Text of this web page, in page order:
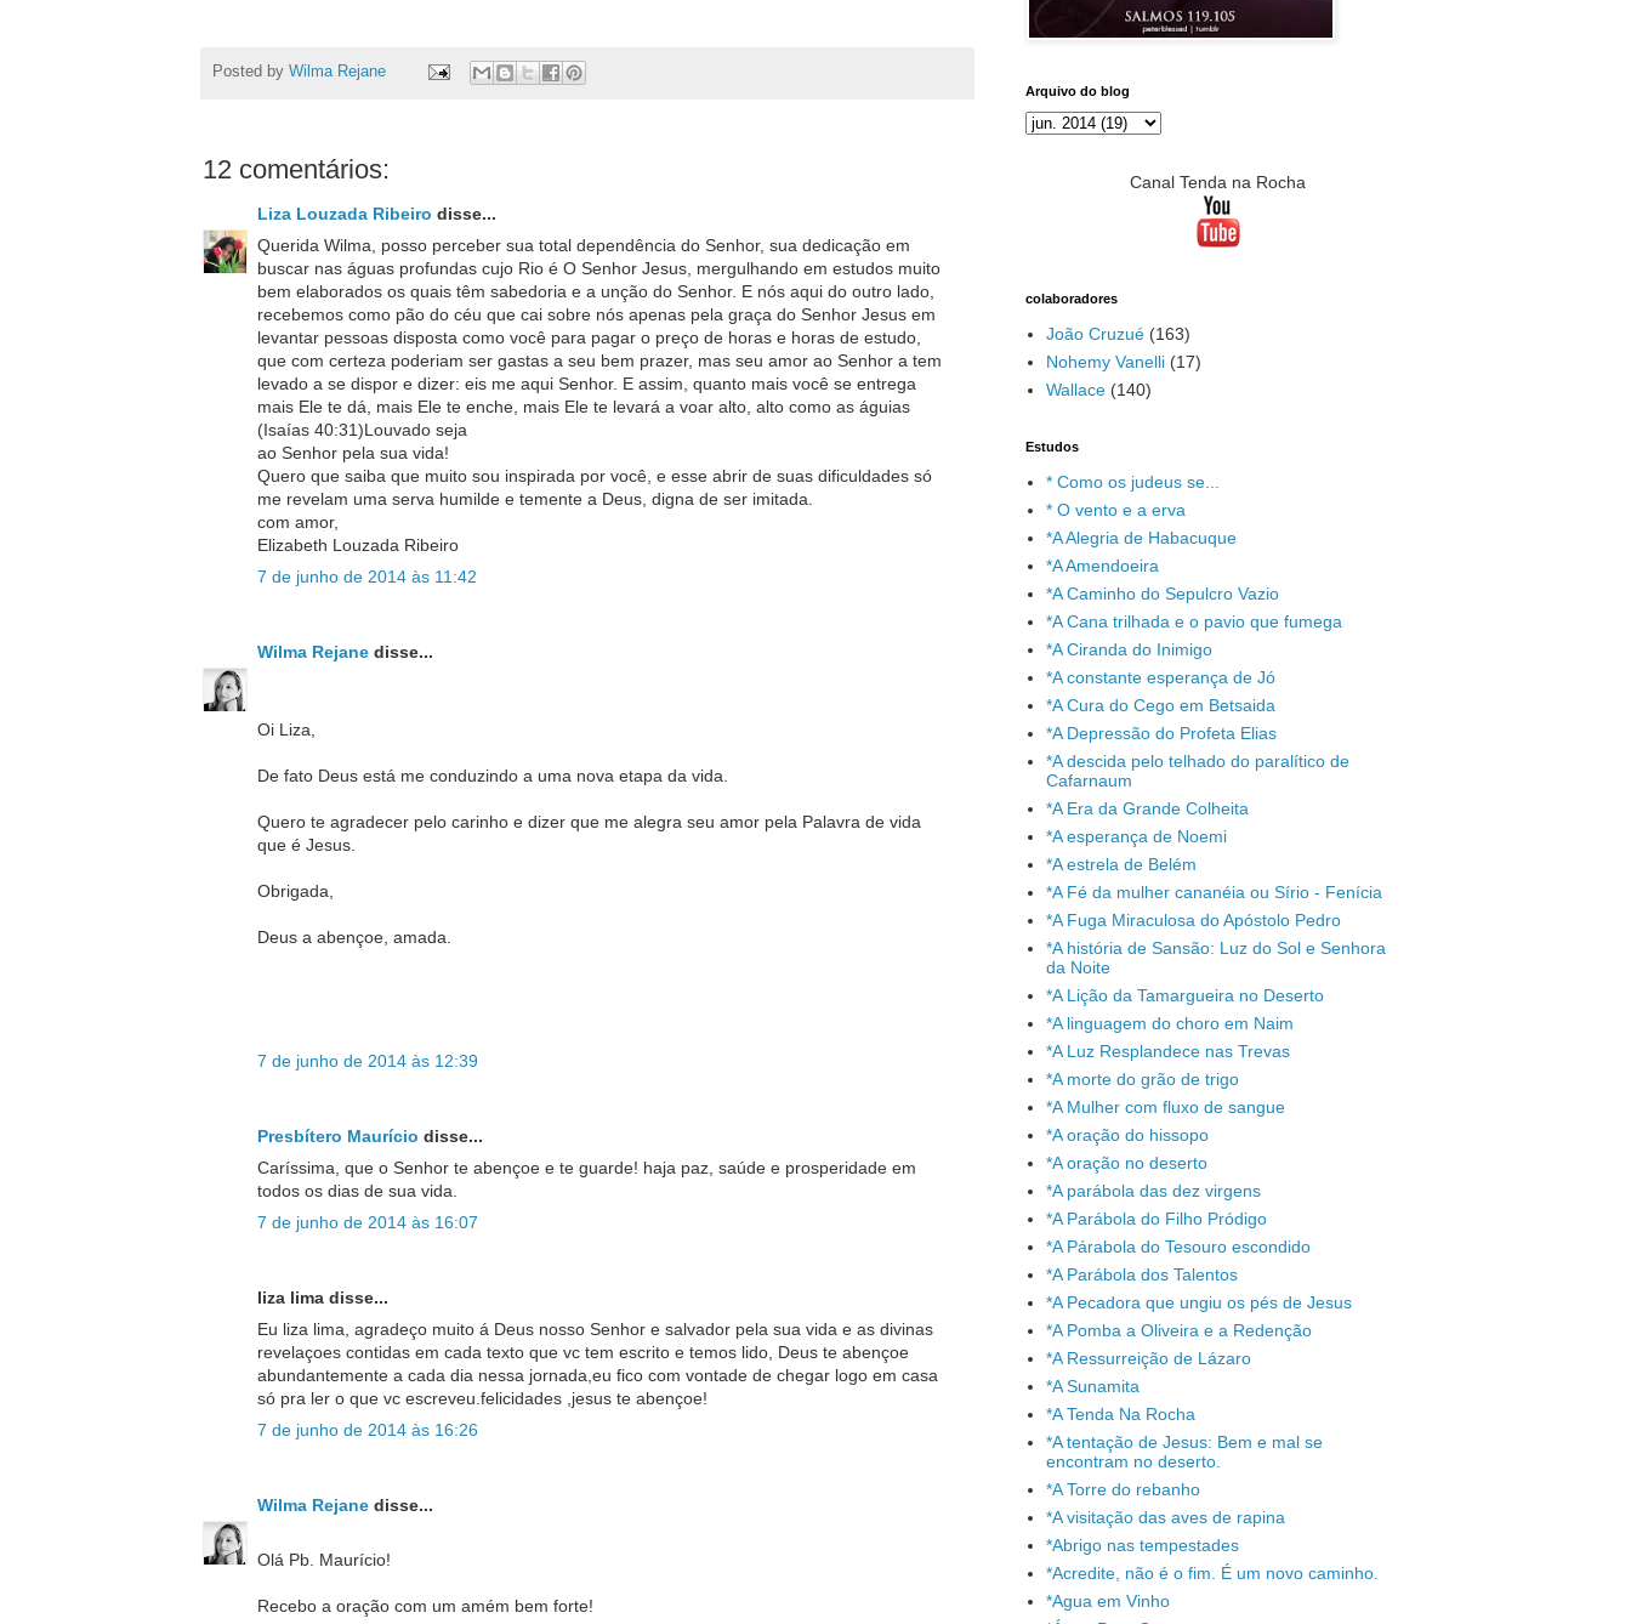
Posted by Wilma Rejane
12 comentários:
Liza Louzada Ribeiro disse...
Querida Wilma, posso perceber sua total dependência do Senhor, sua dedicação em
buscar nas águas profundas cujo Rio é O Senhor Jesus, mergulhando em estudos muito
bem elaborados os quais têm sabedoria e a unção do Senhor. E nós aqui do outro lado,
recebemos como pão do céu que cai sobre nós apenas pela graça do Senhor Jesus em
levantar pessoas disposta como você para pagar o preço de horas e horas de estudo,
que com certeza poderiam ser gastas a seu bem prazer, mas seu amor ao Senhor a tem
levado a se dispor e dizer: eis me aqui Senhor. E assim, quanto mais você se entrega
mais Ele te dá, mais Ele te enche, mais Ele te levará a voar alto, alto como as águias
(Isaías 40:31)Louvado seja
ao Senhor pela sua vida!
Quero que saiba que muito sou inspirada por você, e esse abrir de suas dificuldades só
me revelam uma serva humilde e temente a Deus, digna de ser imitada.
com amor,
Elizabeth Louzada Ribeiro
7 de junho de 2014 às 11:42
Wilma Rejanedisse...
Oi Liza,
De fato Deus está me conduzindo a uma nova etapa da vida.
Quero te agradecer pelo carinho e dizer que me alegra seu amor pela Palavra de vida
que é Jesus.
Obrigada,
Deus a abençoe, amada.
7 de junho de 2014 às 12:39
Presbítero Maurício disse...
Caríssima, que o Senhor te abençoe e te guarde! haja paz, saúde e prosperidade em
todos os dias de sua vida.
7 de junho de 2014 às 16:07
liza lima disse...
Eu liza lima, agradeço muito á Deus nosso Senhor e salvador pela sua vida e as divinas
revelaçoes contidas em cada texto que vc tem escrito e temos lido, Deus te abençoe
abundantemente a cada dia nessa jornada,eu fico com vontade de chegar logo em casa
só pra ler o que vc escreveu.felicidades ,jesus te abençoe!
7 de junho de 2014 às 16:26
Wilma Rejanedisse...
Olá Pb. Maurício!
Recebo a oração com um amém bem forte!
Arquivo do blog
Canal Tenda na Rocha
colaboradores
João Cruzué (163)
Nohemy Vanelli (17)
Wallace (140)
Estudos
* Como os judeus se...
* O vento e a erva
*A Alegria de Habacuque
*A Amendoeira
*A Caminho do Sepulcro Vazio
*A Cana trilhada e o pavio que fumega
*A Ciranda do Inimigo
*A constante esperança de Jó
*A Cura do Cego em Betsaida
*A Depressão do Profeta Elias
*A descida pelo telhado do paralítico de
Cafarnaum
*A Era da Grande Colheita
*A esperança de Noemi
*A estrela de Belém
*A Fé da mulher cananéia ou Sírio - Fenícia
*A Fuga Miraculosa do Apóstolo Pedro
*A história de Sansão: Luz do Sol e Senhora
da Noite
*A Lição da Tamargueira no Deserto
*A linguagem do choro em Naim
*A Luz Resplandece nas Trevas
*A morte do grão de trigo
*A Mulher com fluxo de sangue
*A oração do hissopo
*A oração no deserto
*A parábola das dez virgens
*A Parábola do Filho Pródigo
*A Párabola do Tesouro escondido
*A Parábola dos Talentos
*A Pecadora que ungiu os pés de Jesus
*A Pomba a Oliveira e a Redenção
*A Ressurreição de Lázaro
*A Sunamita
*A Tenda Na Rocha
*A tentação de Jesus: Bem e mal se
encontram no deserto.
*A Torre do rebanho
*A visitação das aves de rapina
*Abrigo nas tempestades
*Acredite, não é o fim. É um novo caminho.
*Agua em Vinho